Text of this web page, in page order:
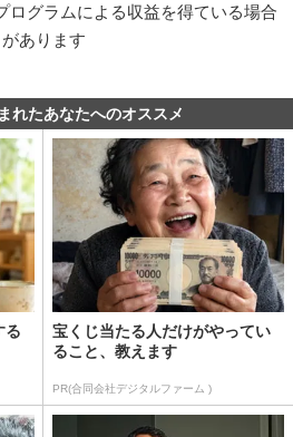
ログラムによる収益を得ている場合
があります
れたあなたへのオススメ
る
宝くじ当たる人だけがやってい
ること、教えます
PR(合同会社デジタルファーム )